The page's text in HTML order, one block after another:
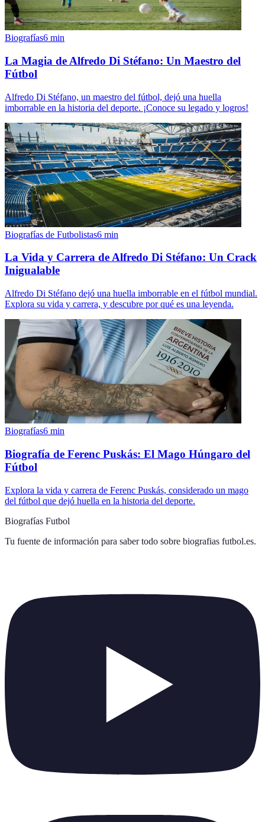
Biografías6 min
La Magia de Alfredo Di Stéfano: Un Maestro del
Fútbol
Alfredo Di Stéfano, un maestro del fútbol, dejó una huella
imborrable en la historia del deporte. ¡Conoce su legado y logros!
Biografías de Futbolistas6 min
La Vida y Carrera de Alfredo Di Stéfano: Un Crack
Inigualable
Alfredo Di Stéfano dejó una huella imborrable en el fútbol mundial.
Explora su vida y carrera, y descubre por qué es una leyenda.
Biografías6 min
Biografía de Ferenc Puskás: El Mago Húngaro del
Fútbol
Explora la vida y carrera de Ferenc Puskás, considerado un mago
del fútbol que dejó huella en la historia del deporte.
Biografías Futbol
Tu fuente de información para saber todo sobre biografias futbol.es.